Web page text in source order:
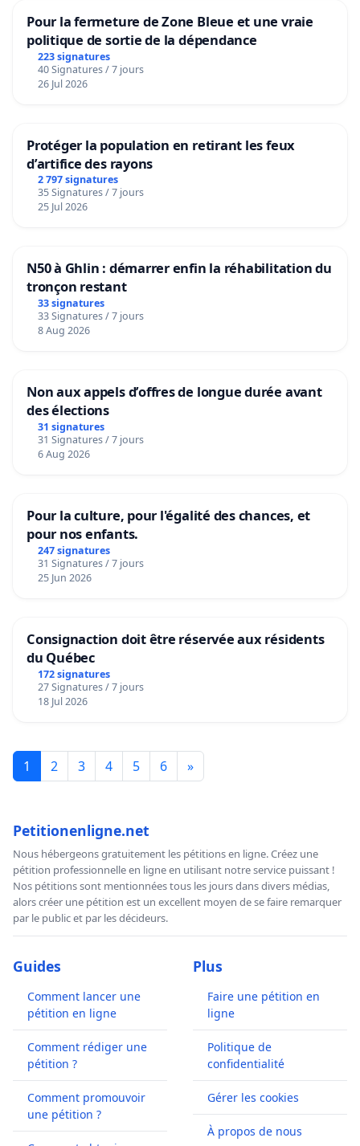
Pour la fermeture de Zone Bleue et une vraie
politique de sortie de la dépendance
223 signatures
40 Signatures / 7 jours
26 Jul 2026
Protéger la population en retirant les feux
d’artifice des rayons
2 797 signatures
35 Signatures / 7 jours
25 Jul 2026
N50 à Ghlin : démarrer enfin la réhabilitation du
tronçon restant
33 signatures
33 Signatures / 7 jours
8 Aug 2026
Non aux appels d’offres de longue durée avant
des élections
31 signatures
31 Signatures / 7 jours
6 Aug 2026
Pour la culture, pour l'égalité des chances, et
pour nos enfants.
247 signatures
31 Signatures / 7 jours
25 Jun 2026
Consignaction doit être réservée aux résidents
du Québec
172 signatures
27 Signatures / 7 jours
18 Jul 2026
1 2 3 4 5 6 »
Petitionenligne.net
Nous hébergeons gratuitement les pétitions en ligne. Créez une
pétition professionnelle en ligne en utilisant notre service puissant !
Nos pétitions sont mentionnées tous les jours dans divers médias,
alors créer une pétition est un excellent moyen de se faire remarquer
par le public et par les décideurs.
Guides
Comment lancer une
pétition en ligne
Comment rédiger une
pétition ?
Comment promouvoir
une pétition ?
Plus
Faire une pétition en
ligne
Politique de
confidentialité
Gérer les cookies
À propos de nous